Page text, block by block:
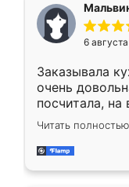
меньше, здесь
Мне нравится
мебели буду
6
Заказывала
очень
посчитала, на
Замерщик
делу со всей
за день,
Читать полностью